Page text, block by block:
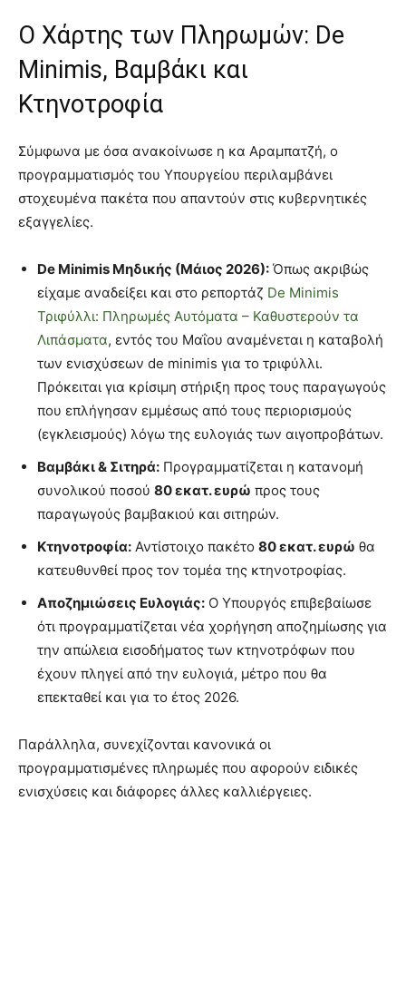
Ο Χάρτης των Πληρωμών: De
Minimis, Βαμβάκι και
Κτηνοτροφία
Σύμφωνα με όσα ανακοίνωσε η κα Αραμπατζή, ο
προγραμματισμός του Υπουργείου περιλαμβάνει
στοχευμένα πακέτα που απαντούν στις κυβερνητικές
εξαγγελίες.
De Minimis Μηδικής (Μάιος 2026): Όπως ακριβώς
είχαμε αναδείξει και στο ρεπορτάζ De Minimis
Τριφύλλι: Πληρωμές Αυτόματα – Καθυστερούν τα
Λιπάσματα, εντός του Μαΐου αναμένεται η καταβολή
των ενισχύσεων de minimis για το τριφύλλι.
Πρόκειται για κρίσιμη στήριξη προς τους παραγωγούς
που επλήγησαν εμμέσως από τους περιορισμούς
(εγκλεισμούς) λόγω της ευλογιάς των αιγοπροβάτων.
Βαμβάκι & Σιτηρά: Προγραμματίζεται η κατανομή
συνολικού ποσού 80 εκατ. ευρώ προς τους
παραγωγούς βαμβακιού και σιτηρών.
Κτηνοτροφία: Αντίστοιχο πακέτο 80 εκατ. ευρώ θα
κατευθυνθεί προς τον τομέα της κτηνοτροφίας.
Αποζημιώσεις Ευλογιάς: Ο Υπουργός επιβεβαίωσε
ότι προγραμματίζεται νέα χορήγηση αποζημίωσης για
την απώλεια εισοδήματος των κτηνοτρόφων που
έχουν πληγεί από την ευλογιά, μέτρο που θα
επεκταθεί και για το έτος 2026.
Παράλληλα, συνεχίζονται κανονικά οι
προγραμματισμένες πληρωμές που αφορούν ειδικές
ενισχύσεις και διάφορες άλλες καλλιέργειες.